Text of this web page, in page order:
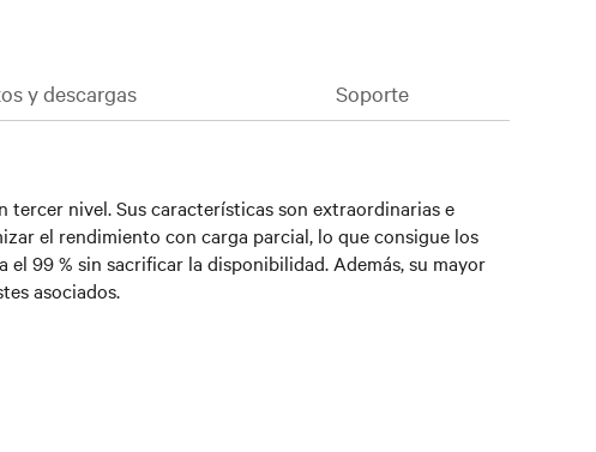
y descargas Soporte
nivel. Sus características son extraordinarias e
el rendimiento con carga parcial, lo que consigue los
99 % sin sacrificar la disponibilidad. Además, su mayor
asociados.